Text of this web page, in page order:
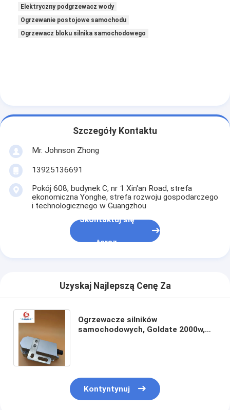
Kontrola jakości
Skontaktuj się z nami
Podgrzewacze silnika samochodowego
Przegrzewacz silnika elektrycznego
Podgrzewacz płynu chłodzącego silnika
Ogrzewacze zbiorników olejowych
Ogrzewacz wentylatora PTC
Elektryczny podgrzewacz wody
Ogrzewanie postojowe samochodu
Ogrzewacz bloku silnika samochodowego
Szczegóły Kontaktu
Mr. Johnson Zhong
13925136691
Pokój 608, budynek C, nr 1 Xin'an Road, strefa
ekonomiczna Yonghe, strefa rozwoju gospodarczego
i technologicznego w Guangzhou
Skontaktuj się
teraz
Uzyskaj Najlepszą Cenę Za
Ogrzewacze silników
samochodowych, Goldate 2000w,
Kontyntynuj